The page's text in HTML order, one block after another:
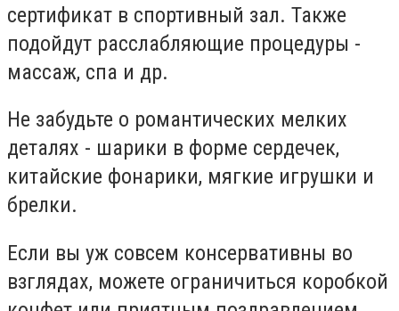
сертификат в спортивный зал. Также
подойдут расслабляющие процедуры -
массаж, спа и др.
Не забудьте о романтических мелких
деталях - шарики в форме сердечек,
китайские фонарики, мягкие игрушки и
брелки.
Если вы уж совсем консервативны во
взглядах, можете ограничиться коробкой